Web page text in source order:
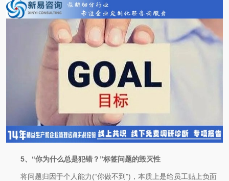
5、“你为什么总是犯错？”标签问题的毁灭性
将问题归因于个人能力(“你做不到”)，本质上是给员工贴上负面